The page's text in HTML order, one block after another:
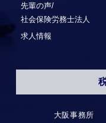
先輩の声/
社会保険労務士法人
求人情報
大阪事務所